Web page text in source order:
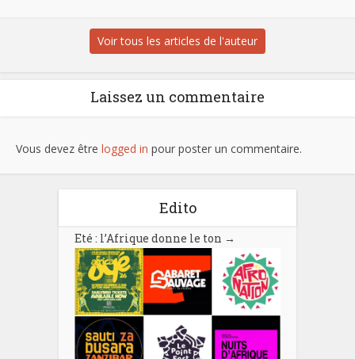
Voir tous les articles de l'auteur
Laissez un commentaire
Vous devez être logged in pour poster un commentaire.
Edito
Eté : l’Afrique donne le ton →